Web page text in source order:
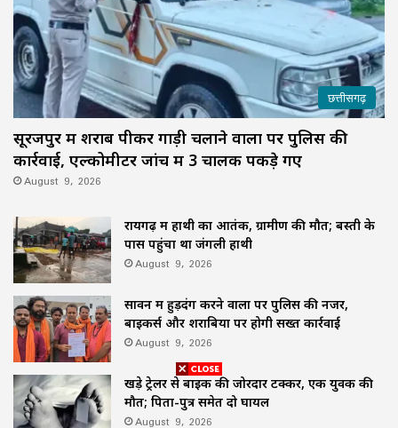
छत्तीसगढ़
सूरजपुर में शराब पीकर गाड़ी चलाने वालों पर पुलिस की
कार्रवाई, एल्कोमीटर जांच में 3 चालक पकड़े गए
August 9, 2026
रायगढ़ में हाथी का आतंक, ग्रामीण की मौत; बस्ती के
पास पहुंचा था जंगली हाथी
August 9, 2026
सावन में हुड़दंग करने वालों पर पुलिस की नजर,
बाइकर्स और शराबियों पर होगी सख्त कार्रवाई
August 9, 2026
खड़े ट्रेलर से बाइक की जोरदार टक्कर, एक युवक की
मौत; पिता-पुत्र समेत दो घायल
August 9, 2026